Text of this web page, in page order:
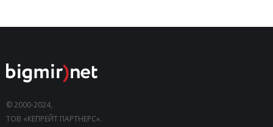
© 2000-2024,
ТОВ «КЕПРЕЙТ ПАРТНЕРС».